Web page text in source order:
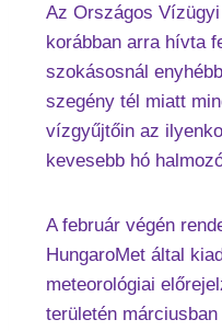
Az Országos
korábban arra hívta
szokásosnál
szegény tél miatt
vízgyűjtőin az
kevesebb hó
A február végén
HungaroMet által
meteorológiai
területén